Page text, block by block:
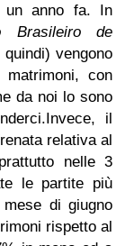
un anno fa. In
Brasileiro de
vengono
con
da noi lo sono
Invece, il
relativa al
nelle 3
le partite più
di giugno
rispetto al